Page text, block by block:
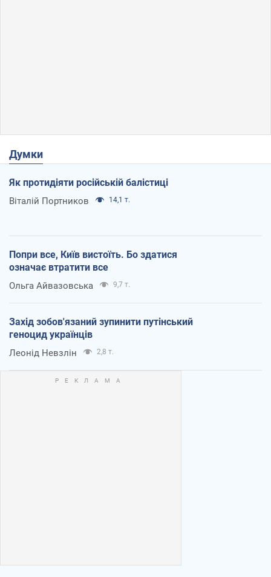
Думки
Як протидіяти російській балістиці
Віталій Портников 14,1 т.
Попри все, Київ вистоїть. Бо здатися
означає втратити все
Ольга Айвазовська 9,7 т.
Захід зобов'язаний зупинити путінський
геноцид українців
Леонід Невзлін 2,8 т.